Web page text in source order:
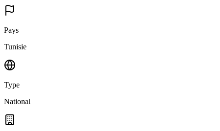
Pays
Tunisie
Type
National